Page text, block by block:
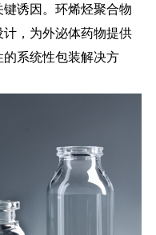
诱因。环烯烃聚合物
，为外泌体药物提供
系统性包装解决方